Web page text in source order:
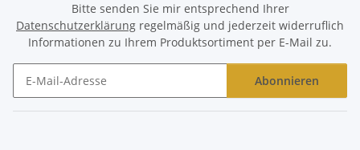
Bitte senden Sie mir entsprechend Ihrer
Datenschutzerklärung regelmäßig und jederzeit widerruflich
Informationen zu Ihrem Produktsortiment per E-Mail zu.
Abonnieren